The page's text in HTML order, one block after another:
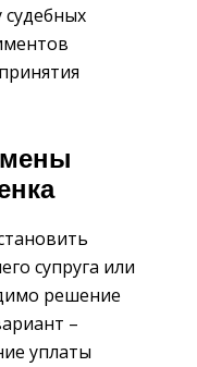
судебных
супруга или
решение
–
уплаты